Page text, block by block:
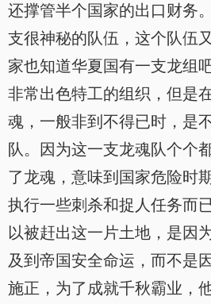
还撑管半个国家的出口财务
支很神秘的队伍，这个队伍
家也知道华夏国有一支龙组
非常出色特工的组织，但是
魂，一般非到不得已时，是
队。因为这一支龙魂队个个
了龙魂，意味到国家危险时
执行一些刺杀和捉人任务而
以被赶出这一片土地，是因
及到帝国安全命运，而不是
施正，为了成就千秋霸业，